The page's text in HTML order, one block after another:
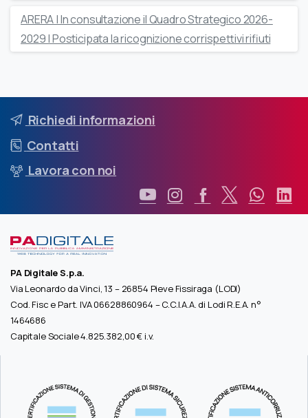
ARERA | In consultazione il Quadro Strategico 2026-
2029 | Posticipata la ricognizione corrispettivi rifiuti
Richiedi informazioni
Contatti
Lavora con noi
PA Digitale S.p.a.
Via Leonardo da Vinci, 13 – 26854 Pieve Fissiraga (LODI)
Cod. Fisc e Part. IVA 06628860964 – C.C.I.A.A. di Lodi R.E.A. n°
1464686
Capitale Sociale 4.825.382,00 € i.v.